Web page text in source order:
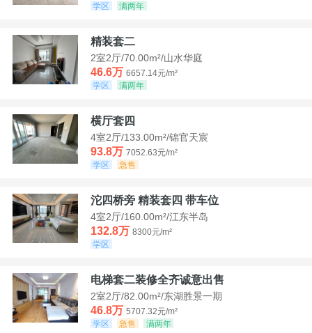
学区
满两年
精装套二
2室2厅/70.00m²/山水华庭
46.6万 6657.14元/m²
学区
满两年
横厅套四
4室2厅/133.00m²/锦官天宸
93.8万 7052.63元/m²
学区
急售
沱四桥旁 精装套四 带车位
4室2厅/160.00m²/江东半岛
132.8万 8300元/m²
学区
电梯套二装修全齐诚意出售
2室2厅/82.00m²/东湖胜景一期
46.8万 5707.32元/m²
学区
急售 满两年